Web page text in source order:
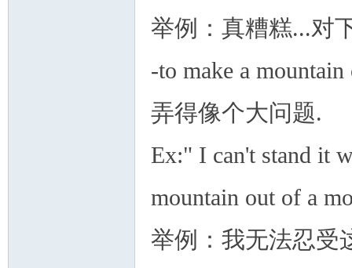
举例：真糟糕...对
-to make a
弄得像个大问题.
Ex:" I can't stand it
mountain out of a
举例：我无法忍受